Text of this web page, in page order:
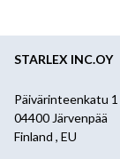
STARLEX INC.OY
Päivärinteenkatu 1
04400 Järvenpää
Finland , EU